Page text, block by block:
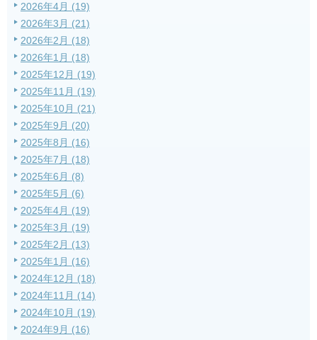
2026年4月 (19)
2026年3月 (21)
2026年2月 (18)
2026年1月 (18)
2025年12月 (19)
2025年11月 (19)
2025年10月 (21)
2025年9月 (20)
2025年8月 (16)
2025年7月 (18)
2025年6月 (8)
2025年5月 (6)
2025年4月 (19)
2025年3月 (19)
2025年2月 (13)
2025年1月 (16)
2024年12月 (18)
2024年11月 (14)
2024年10月 (19)
2024年9月 (16)